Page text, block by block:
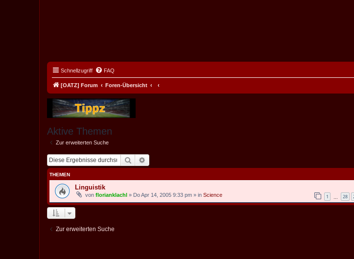
Schnellzugriff FAQ
[OATZ] Forum Foren-Übersicht
Aktive Themen
Zur erweiterten Suche
Suche
THEMEN
Linguistik
von florianklachl » Do Apr 14, 2005 9:33 pm » in Science 1 28
Zur erweiterten Suche